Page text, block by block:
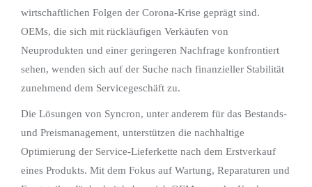
wirtschaftlichen Folgen der Corona-Krise geprägt sind.
OEMs, die sich mit rückläufigen Verkäufen von
Neuprodukten und einer geringeren Nachfrage konfrontiert
sehen, wenden sich auf der Suche nach finanzieller Stabilität
zunehmend dem Servicegeschäft zu.
Die Lösungen von Syncron, unter anderem für das Bestands-
und Preismanagement, unterstützen die nachhaltige
Optimierung der Service-Lieferkette nach dem Erstverkauf
eines Produkts. Mit dem Fokus auf Wartung, Reparaturen und